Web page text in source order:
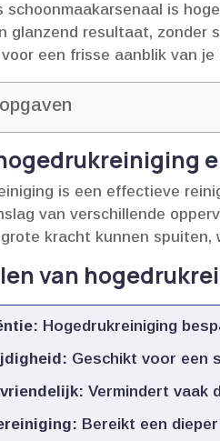
schoonmaakarsenaal is
glanzend resultaat, zonder
voor een frisse aanblik van
is een effectieve
van verschillende
kracht kunnen spuiten,
van
Hogedrukreiniging
Geschikt voor een
Vermindert vaak
Bereikt een